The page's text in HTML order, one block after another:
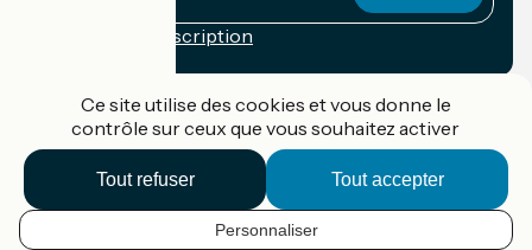
FR
Conditions d'inscription
Accueil Vélo Pro
Contact
Mentions légales
Ce site utilise des cookies et vous donne le
contrôle sur ceux que vous souhaitez activer
Tout accepter
Tout refuser
Personnaliser